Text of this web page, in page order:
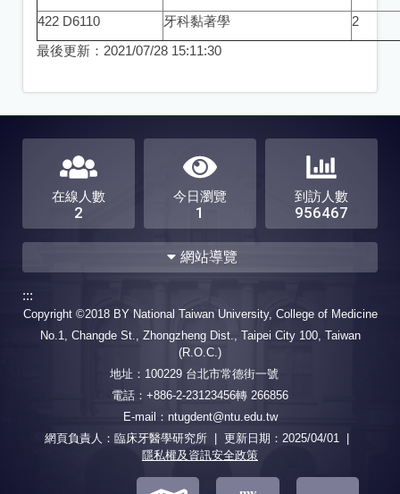
422 D6110
牙科黏著學
2
最後更新： 2021/07/28 15:11:30
在線人數
2
今日瀏覽
1
到訪人數
956467
網站導覽
本所簡介
最新消息
課程簡介
口腔病理學組
牙體復形美容牙科學組
牙髓病學組
牙周病學組
補綴學組
兒童牙科學組
齒顎矯正學組
口腔顎面外科學組
共同科目
博士班
:::
Copyright ©2018 BY National Taiwan University, College of Medicine
No.1, Changde St., Zhongzheng Dist., Taipei City 100, Taiwan
(R.O.C.)
地址：100229 台北市常德街一號
電話：+886-2-23123456轉 266856
E-mail：ntugdent@ntu.edu.tw
網頁負責人：臨床牙醫學研究所 | 更新日期： 2025/04/01
隱私權及資訊安全政策